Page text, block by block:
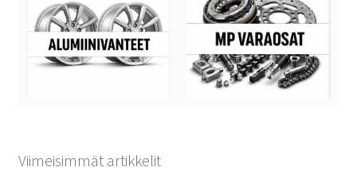
Viimeisimmät artikkelit